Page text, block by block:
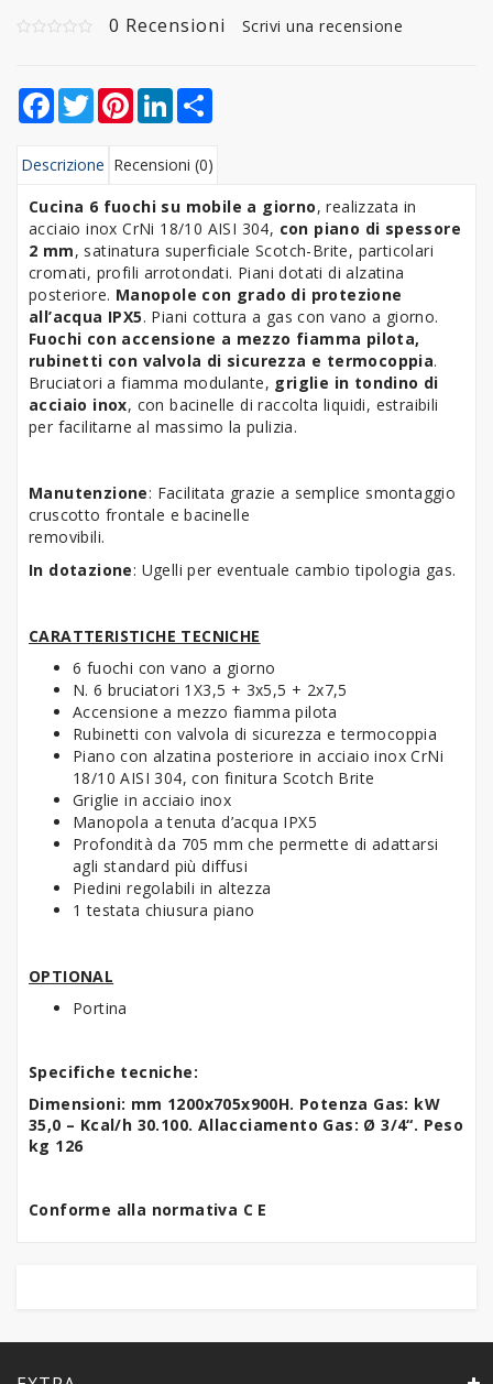
0 Recensioni Scrivi una recensione
Facebook
TwitterPinterestLinkedIn
Descrizione Recensioni (0)
Cucina 6 fuochi su mobile a giorno, realizzata in
acciaio inox CrNi 18/10 AISI 304, con piano di spessore
2 mm, satinatura superficiale Scotch-Brite, particolari
cromati, profili arrotondati. Piani dotati di alzatina
posteriore. Manopole con grado di protezione
all’acqua IPX5. Piani cottura a gas con vano a giorno.
Fuochi con accensione a mezzo fiamma pilota,
rubinetti con valvola di sicurezza e termocoppia.
Bruciatori a fiamma modulante, griglie in tondino di
acciaio inox, con bacinelle di raccolta liquidi, estraibili
per facilitarne al massimo la pulizia.
Manutenzione: Facilitata grazie a semplice smontaggio
cruscotto frontale e bacinelle
removibili.
In dotazione: Ugelli per eventuale cambio tipologia gas.
CARATTERISTICHE TECNICHE
6 fuochi con vano a giorno
N. 6 bruciatori 1X3,5 + 3x5,5 + 2x7,5
Accensione a mezzo fiamma pilota
Rubinetti con valvola di sicurezza e termocoppia
Piano con alzatina posteriore in acciaio inox CrNi
18/10 AISI 304, con finitura Scotch Brite
Griglie in acciaio inox
Manopola a tenuta d’acqua IPX5
Profondità da 705 mm che permette di adattarsi
agli standard più diffusi
Piedini regolabili in altezza
1 testata chiusura piano
OPTIONAL
Portina
Specifiche tecniche:
Dimensioni: mm 1200x705x900H. Potenza Gas: kW
35,0 – Kcal/h 30.100. Allacciamento Gas: Ø 3/4“. Peso
kg 126
Conforme alla normativa C E